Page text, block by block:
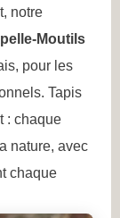
notre
Moutils
pour les
Tapis
: chaque
nature, avec
chaque